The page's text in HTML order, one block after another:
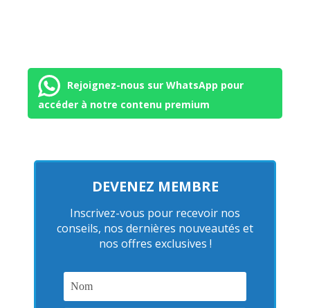
Rejoignez-nous sur WhatsApp pour
accéder à notre contenu premium
DEVENEZ MEMBRE
Inscrivez-vous pour recevoir nos
conseils, nos dernières nouveautés et
nos offres exclusives !